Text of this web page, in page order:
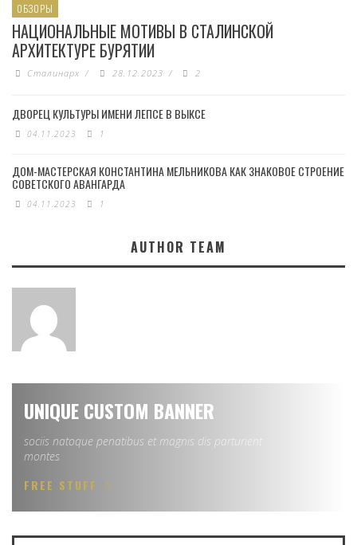
ОБЗОРЫ
НАЦИОНАЛЬНЫЕ МОТИВЫ В СТАЛИНСКОЙ
АРХИТЕКТУРЕ БУРЯТИИ
Сталинарх / 28.12.2023 / 2
ДВОРЕЦ КУЛЬТУРЫ ИМЕНИ ЛЕПСЕ В ВЫКСЕ
04.11.2023 1
ДОМ-МАСТЕРСКАЯ КОНСТАНТИНА МЕЛЬНИКОВА КАК ЗНАКОВОЕ СТРОЕНИЕ
СОВЕТСКОГО АВАНГАРДА
04.11.2023 1
AUTHOR TEAM
UNIQUE CUSTOM BANNER
sociis natoque penatibus et magnis dis parturient
montes
FREE STUFF